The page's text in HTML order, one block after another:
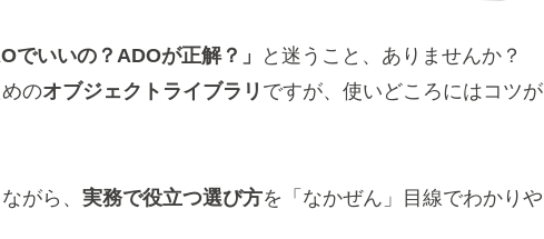
でいいの？ADOが正解？」
と迷うこと、ありませんか？
のオブジェクトライブラリ ですが、使いどころにはコツが
がら、 実務で役立つ選び方を「なかぜん」目線でわかりや